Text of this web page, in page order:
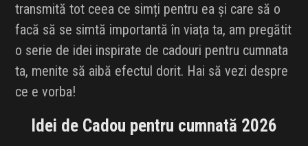
CÂND E BLACK FRIDAY
ABONARE NEWSLETTER
INFLUENCER SQUAD
BRANDURI
transmită tot ceea ce simți pentru ea și care să o
facă să se simtă importantă în viața ta, am pregătit
o serie de idei inspirate de cadouri pentru cumnata
ta, menite să aibă efectul dorit. Hai să vezi despre
ce e vorba!
Idei de Cadou pentru cumnată 2026